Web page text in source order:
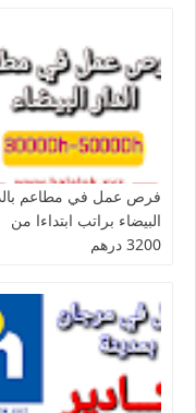
فرص عمل في مطاعم
البيضاء براتب ابتداءا من
3200 درهم